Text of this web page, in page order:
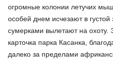
огромные колонии летучих
особей днем исчезают в
сумерками вылетают на охоту.
карточка парка Касанка,
далеко за пределами